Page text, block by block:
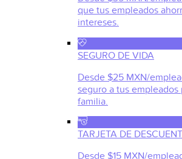
que tus empleados
intereses.
SEGURO DE VIDA
Desde $25 MXN/
seguro a tus empleados
familia.
TARJETA DE
Desde $15 MXN/